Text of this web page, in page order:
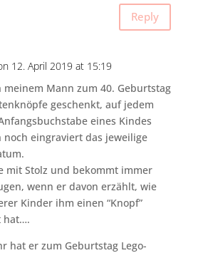
Reply
12. April 2019 at 15:19
meinem Mann zum 40. Geburtstag
geschenkt, auf jedem
eines Kindes
noch eingraviert das jeweilige
mit Stolz und bekommt immer
wenn er davon erzählt, wie
Kinder ihm einen “Knopf”
hat….
hat er zum Geburtstag Lego-